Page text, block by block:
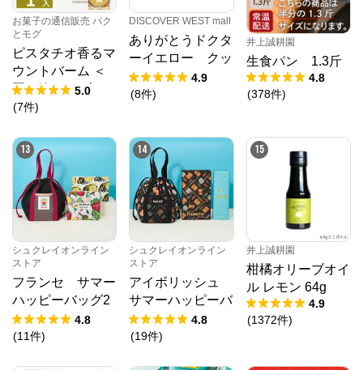
お菓子の通信販売 パク
とモグ
ピスタチオ香るマ
ウントバーム ＜
夏の輪＞ 1山
5.0
(7件)
DISCOVER WEST mall
ありがとうドクタ
ーイエロー クッ
ション
4.9
(8件)
井上誠耕園
生食パン 1.3斤
4.8
(378件)
13
シュクレイオンライン
ストア
フランセ サマー
ハッピーバッグ2
026
4.8
(11件)
14
シュクレイオンライン
ストア
アイボリッシュ
サマーハッピーバ
ッグ2026 4.8
(19件)
15
井上誠耕園
柑橘オリーブオイ
ル レモン 64g
4.9
(1372件)